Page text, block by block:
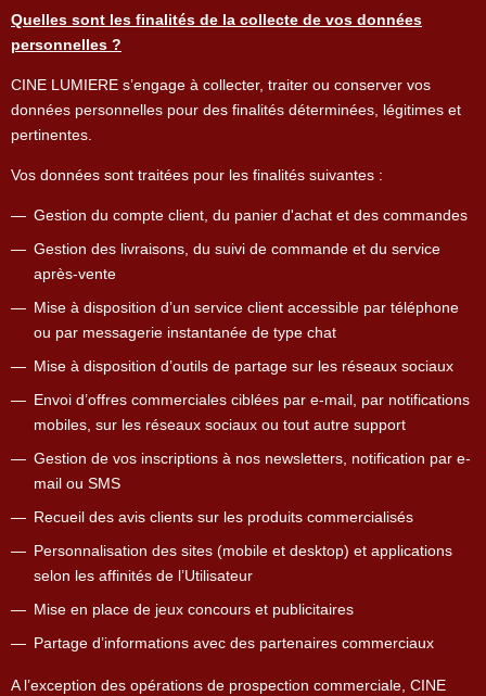
Quelles sont les finalités de la collecte de vos données
personnelles ?
CINE LUMIERE s’engage à collecter, traiter ou conserver vos
données personnelles pour des finalités déterminées, légitimes et
pertinentes.
Vos données sont traitées pour les finalités suivantes :
Gestion du compte client, du panier d'achat et des commandes
Gestion des livraisons, du suivi de commande et du service
après-vente
Mise à disposition d’un service client accessible par téléphone
ou par messagerie instantanée de type chat
Mise à disposition d’outils de partage sur les réseaux sociaux
Envoi d’offres commerciales ciblées par e-mail, par notifications
mobiles, sur les réseaux sociaux ou tout autre support
Gestion de vos inscriptions à nos newsletters, notification par e-
mail ou SMS
Recueil des avis clients sur les produits commercialisés
Personnalisation des sites (mobile et desktop) et applications
selon les affinités de l’Utilisateur
Mise en place de jeux concours et publicitaires
Partage d’informations avec des partenaires commerciaux
A l’exception des opérations de prospection commerciale, CINE